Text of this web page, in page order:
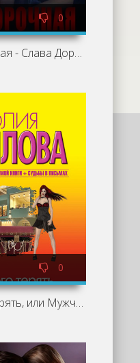
0
Непорочная - Слава Доронина
0
Нечего терять, или Мужчину делает женщина - Юлия Шилова